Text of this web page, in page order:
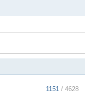
1151 / 4628